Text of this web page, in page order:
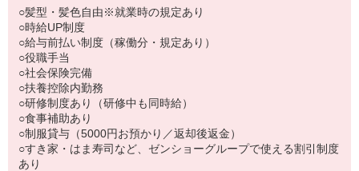
○髪型・髪色自由※就業時の規定あり
○時給UP制度
○給与前払い制度（稼働分・規定あり）
○役職手当
○社会保険完備
○扶養控除内勤務
○研修制度あり（研修中も同時給）
○食事補助あり
○制服貸与（5000円お預かり／返却後返金）
○すき家・はま寿司など、ゼンショーグループで使える割引制度
あり